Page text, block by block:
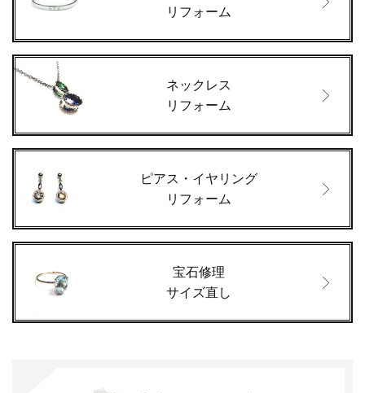
リフォーム
ネックレス
リフォーム
ピアス・イヤリング
リフォーム
宝石修理
サイズ直し